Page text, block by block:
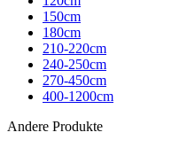
150cm
180cm
210-220cm
240-250cm
270-450cm
400-1200cm
Andere Produkte